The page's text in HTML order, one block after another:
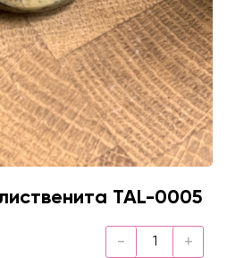
TAL-0005